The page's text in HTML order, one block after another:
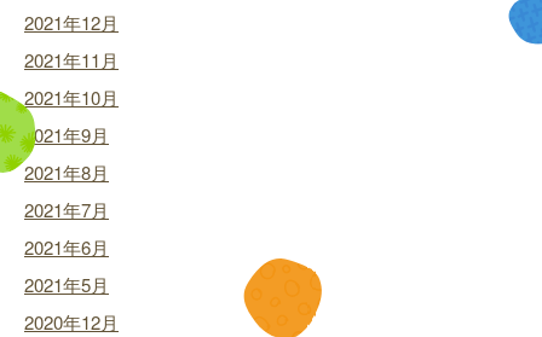
2021年12月
2021年11月
2021年10月
2021年9月
2021年8月
2021年7月
2021年6月
2021年5月
2020年12月